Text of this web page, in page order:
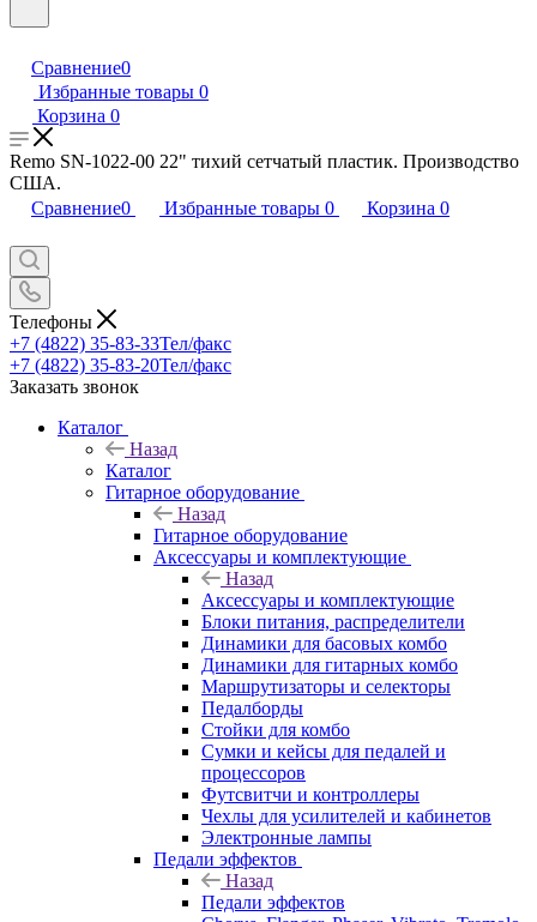
Сравнение0
Избранные товары 0
Корзина 0
Remo SN-1022-00 22" тихий сетчатый пластик. Производство
США.
Сравнение0 Избранные товары 0 Корзина 0
Телефоны
+7 (4822) 35-83-33Тел/факс
+7 (4822) 35-83-20Тел/факс
Заказать звонок
Каталог
Назад
Каталог
Гитарное оборудование
Назад
Гитарное оборудование
Аксессуары и комплектующие
Назад
Аксессуары и комплектующие
Блоки питания, распределители
Динамики для басовых комбо
Динамики для гитарных комбо
Маршрутизаторы и селекторы
Педалборды
Стойки для комбо
Сумки и кейсы для педалей и
процессоров
Футсвитчи и контроллеры
Чехлы для усилителей и кабинетов
Электронные лампы
Педали эффектов
Назад
Педали эффектов